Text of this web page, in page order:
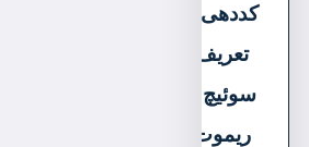
کددهی و
تعریف
سوئیچ و
ریموت